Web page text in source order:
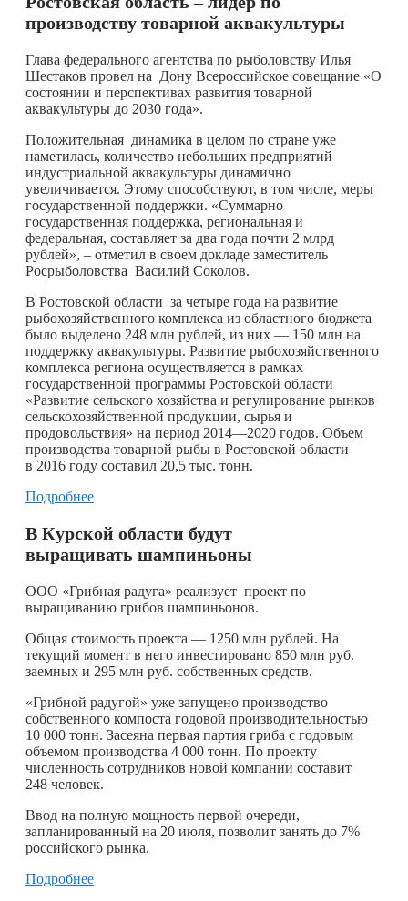
производству товарной аквакультуры
Глава федерального агентства по рыболовству Илья
Шестаков провел на Дону Всероссийское совещание «О
состоянии и перспективах развития товарной
аквакультуры до 2030 года».
Положительная динамика в целом по стране уже
наметилась, количество небольших предприятий
индустриальной аквакультуры динамично
увеличивается. Этому способствуют, в том числе, меры
государственной поддержки. «Суммарно
государственная поддержка, региональная и
федеральная, составляет за два года почти 2 млрд
рублей», – отметил в своем докладе заместитель
Росрыболовства Василий Соколов.
В Ростовской области за четыре года на развитие
рыбохозяйственного комплекса из областного бюджета
было выделено 248 млн рублей, из них — 150 млн на
поддержку аквакультуры. Развитие рыбохозяйственного
комплекса региона осуществляется в рамках
государственной программы Ростовской области
«Развитие сельского хозяйства и регулирование рынков
сельскохозяйственной продукции, сырья и
продовольствия» на период 2014—2020 годов. Объем
производства товарной рыбы в Ростовской области
в 2016 году составил 20,5 тыс. тонн.
Подробнее
В Курской области будут
выращивать шампиньоны
ООО «Грибная радуга» реализует проект по
выращиванию грибов шампиньонов.
Общая стоимость проекта — 1250 млн рублей. На
текущий момент в него инвестировано 850 млн руб.
заемных и 295 млн руб. собственных средств.
«Грибной радугой» уже запущено производство
собственного компоста годовой производительностью
10 000 тонн. Засеяна первая партия гриба с годовым
объемом производства 4 000 тонн. По проекту
численность сотрудников новой компании составит
248 человек.
Ввод на полную мощность первой очереди,
запланированный на 20 июля, позволит занять до 7%
российского рынка.
Подробнее